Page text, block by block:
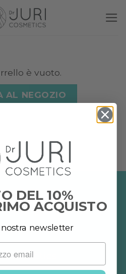
è vuoto.
AL NEGOZIO
Cosmetics
DEL 10%
ACQUISTO
newsletter